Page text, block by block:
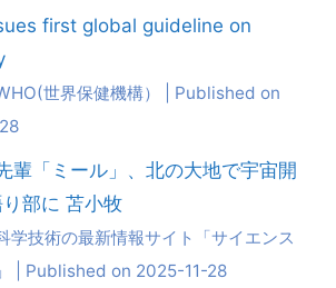
first global guideline on
世界保健機構）
Published on
輩「ミール」、北の大地で宇宙開
部に 苫小牧
学技術の最新情報サイト「サイエンス
Published on 2025-11-28